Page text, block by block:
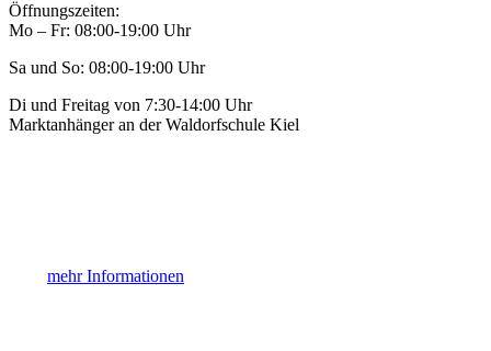
Öffnungszeiten:
Mo – Fr: 08:00-19:00 Uhr
Sa und So: 08:00-19:00 Uhr
Di und Freitag von 7:30-14:00 Uhr
Marktanhänger an der Waldorfschule Kiel
mehr Informationen